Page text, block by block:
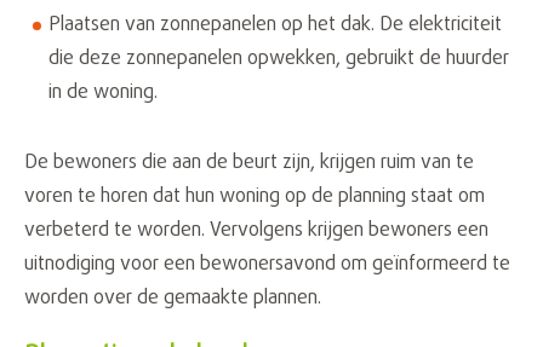
Plaatsen van zonnepanelen op het dak. De elektriciteit
die deze zonnepanelen opwekken, gebruikt de huurder
in de woning.
De bewoners die aan de beurt zijn, krijgen ruim van te
voren te horen dat hun woning op de planning staat om
verbeterd te worden. Vervolgens krijgen bewoners een
uitnodiging voor een bewonersavond om geïnformeerd te
worden over de gemaakte plannen.